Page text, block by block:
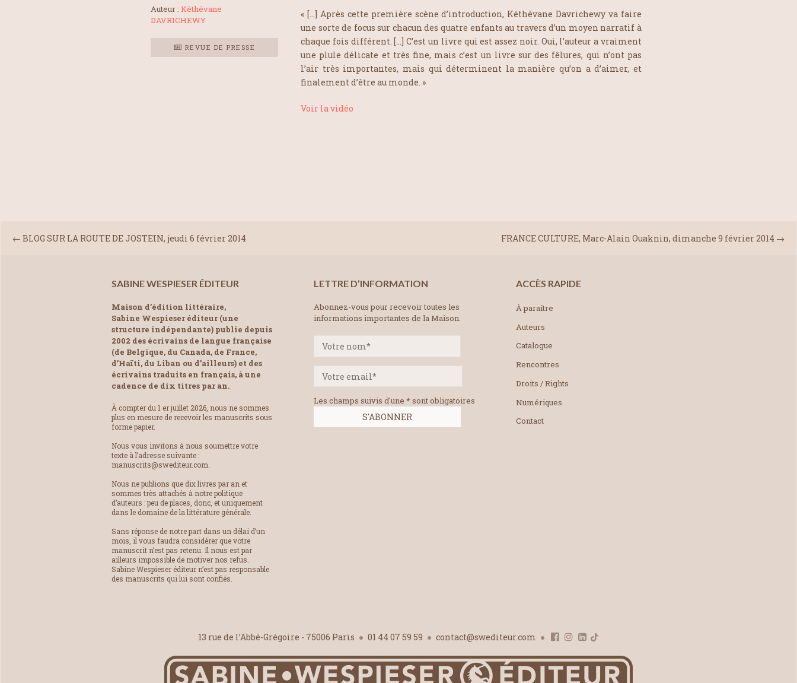
Auteur : Kéthévane
DAVRICHEWY
REVUE DE PRESSE
« […] Après cette première scène d’introduction, Kéthévane Davrichewy va faire
une sorte de focus sur chacun des quatre enfants au travers d’un moyen narratif à
chaque fois différent. […] C’est un livre qui est assez noir. Oui, l’auteur a vraiment
une plule délicate et très fine, mais c’est un livre sur des fêlures, qui n’ont pas
l’air très importantes, mais qui déterminent la manière qu’on a d’aimer, et
finalement d’être au monde. »
Voir la vidéo
FRANCE CULTURE, Marc-Alain Ouaknin, dimanche 9 février 2014 →
← BLOG SUR LA ROUTE DE JOSTEIN, jeudi 6 février 2014
SABINE WESPIESER ÉDITEUR
Maison d’édition littéraire,
Sabine Wespieser éditeur (une
structure indépendante) publie depuis
2002 des écrivains de langue française
(de Belgique, du Canada, de France,
d’Haïti, du Liban ou d’ailleurs) et des
écrivains traduits en français, à une
cadence de dix titres par an.
À compter du 1 er juillet 2026, nous ne sommes
plus en mesure de recevoir les manuscrits sous
forme papier.
Nous vous invitons à nous soumettre votre
texte à l’adresse suivante :
manuscrits@swediteur.com.
Nous ne publions que dix livres par an et
sommes très attachés à notre politique
d’auteurs : peu de places, donc, et uniquement
dans le domaine de la littérature générale.
Sans réponse de notre part dans un délai d’un
mois, il vous faudra considérer que votre
manuscrit n’est pas retenu. Il nous est par
ailleurs impossible de motiver nos refus.
Sabine Wespieser éditeur n’est pas responsable
des manuscrits qui lui sont confiés.
LETTRE D’INFORMATION
Abonnez-vous pour recevoir toutes les
informations importantes de la Maison.
Les champs suivis d'une * sont obligatoires
ACCÈS RAPIDE
À paraître
Auteurs
Catalogue
Rencontres
Droits / Rights
Numériques
Contact
13 rue de l’Abbé-Grégoire - 75006 Paris 01 44 07 59 59 contact@swediteur.com